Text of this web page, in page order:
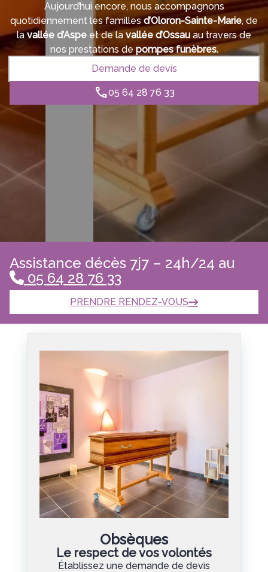
Aujourd’hui encore, nous accompagnons
quotidiennement les famillesd’Oloron-Sainte-Marie, de
lavallée d’Aspe et de la vallée d’Ossau au travers de
nos prestations depompes funèbres.
Demande de devis
05 64 28 76 33
Assistance décès 7j7 – 24h/24 au
05 64 28 76 33
PRENDRE RENDEZ-VOUS
Obsèques
Le respect de vos volontés
Établissez une demande de devis